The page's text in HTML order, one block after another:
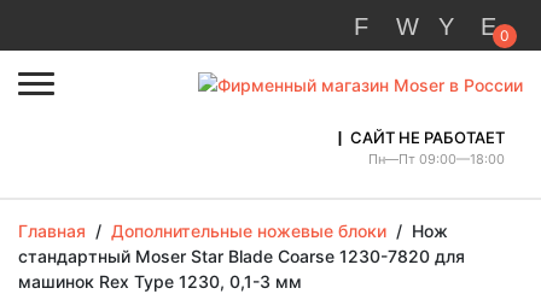
0
САЙТ НЕ РАБОТАЕТ
Пн—Пт 09:00—18:00
Главная / Дополнительные ножевые блоки / Нож
стандартный Moser Star Blade Coarse 1230-7820 для
машинок Rex Type 1230, 0,1-3 мм